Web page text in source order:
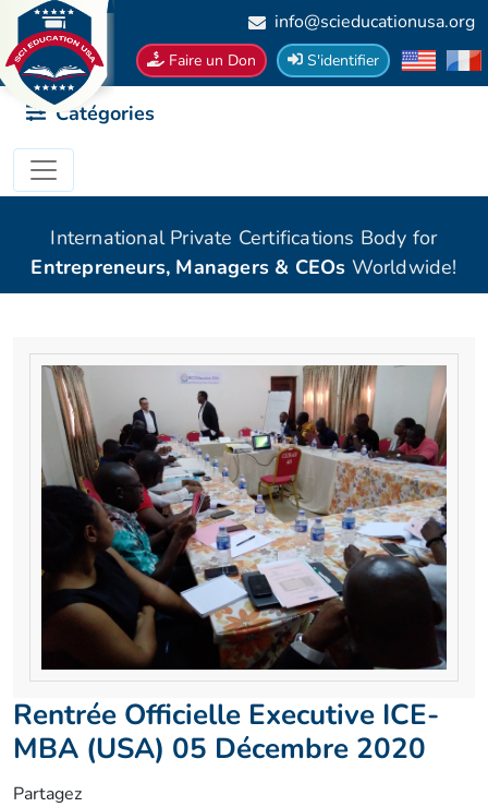
info@scieducationusa.org
Faire un Don S'identifier
Catégories
International Private Certifications Body for
Entrepreneurs, Managers & CEOs Worldwide!
Rentrée Officielle Executive ICE-
MBA (USA) 05 Décembre 2020
Partagez